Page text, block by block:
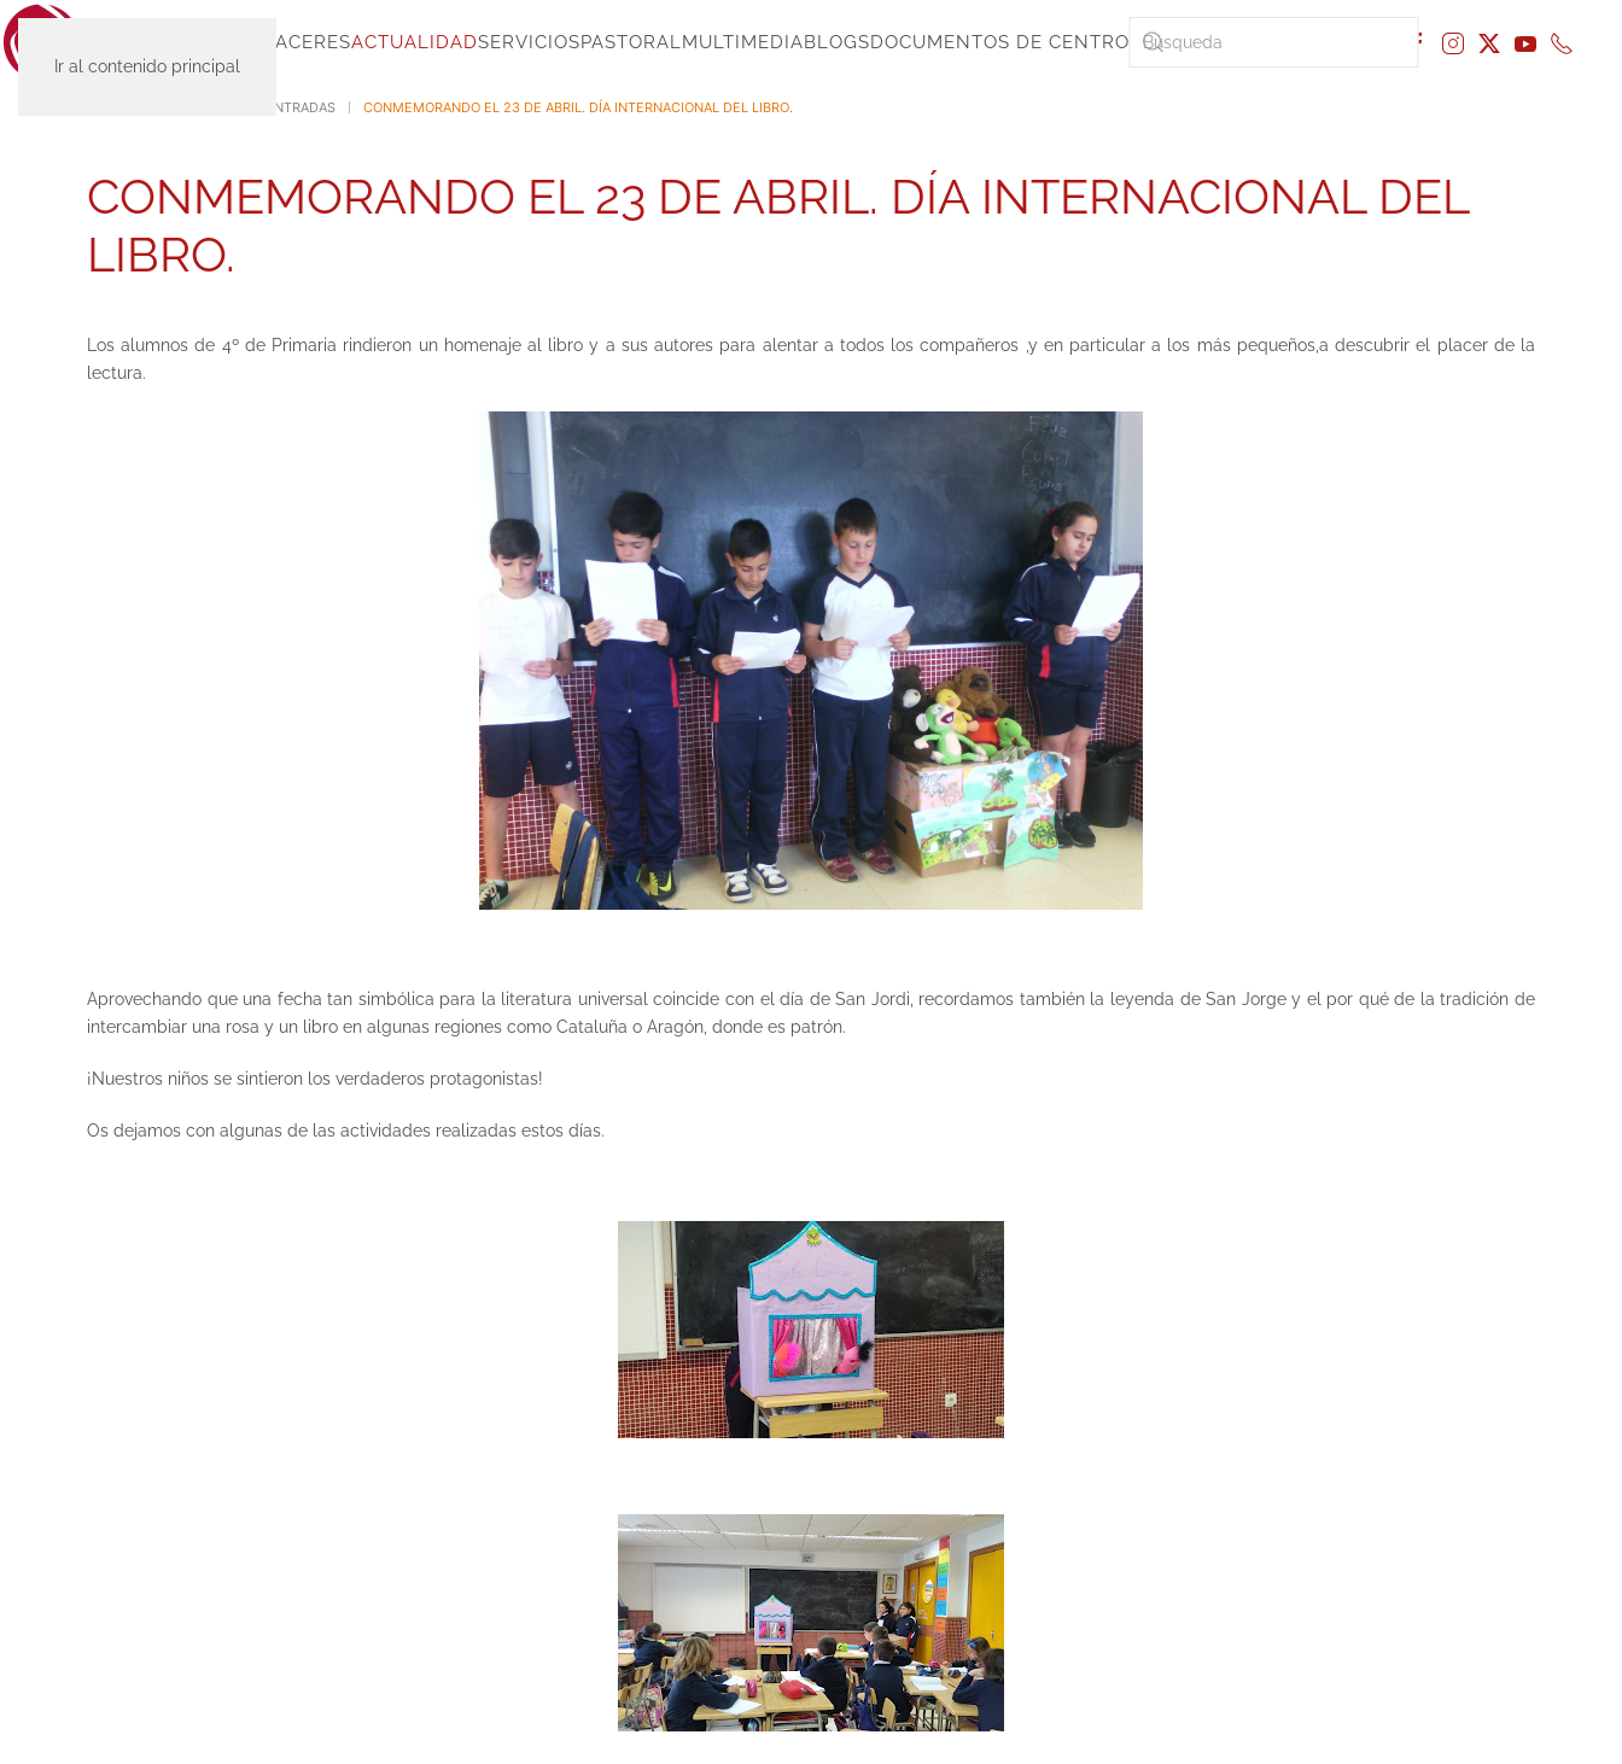
Ir al contenido principal
SC-PLACERESACTUALIDADSERVICIOSPASTORAL MULTIMEDIABLOGSDOCUMENTOS DE CENTRO
ENTRADAS CONMEMORANDO EL 23 DE ABRIL. DÍA INTERNACIONAL DEL LIBRO.
CONMEMORANDO EL 23 DE ABRIL. DÍA INTERNACIONAL DEL
LIBRO.
Los alumnos de 4º de Primaria rindieron un homenaje al libro y a sus autores para alentar a todos los compañeros ,y en particular a los más pequeños,a descubrir el placer de la
lectura.
Aprovechando que una fecha tan simbólica para la literatura universal coincide con el día de San Jordi, recordamos también la leyenda de San Jorge y el por qué de la tradición de
intercambiar una rosa y un libro en algunas regiones como Cataluña o Aragón, donde es patrón.
¡Nuestros niños se sintieron los verdaderos protagonistas!
Os dejamos con algunas de las actividades realizadas estos días.